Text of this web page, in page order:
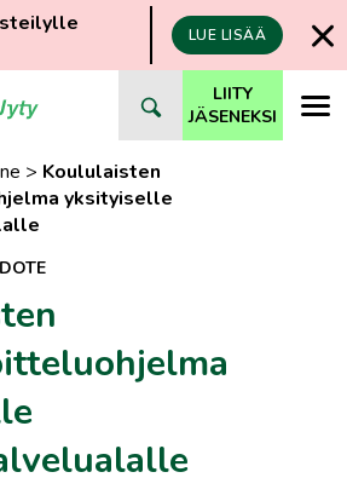
LUE LISÄÄ
LIITY
JÄSENEKSI
> Koululaisten
yksityiselle